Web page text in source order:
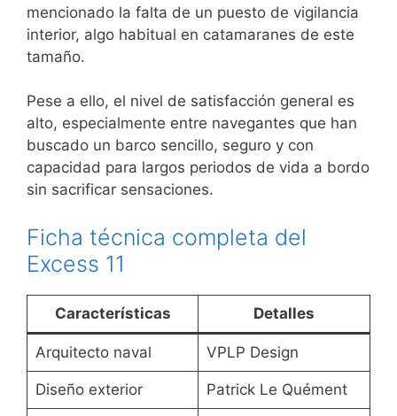
mencionado la falta de un puesto de vigilancia
interior, algo habitual en catamaranes de este
tamaño.
Pese a ello, el nivel de satisfacción general es
alto, especialmente entre navegantes que han
buscado un barco sencillo, seguro y con
capacidad para largos periodos de vida a bordo
sin sacrificar sensaciones.
Ficha técnica completa del
Excess 11
Características Detalles
Arquitecto naval VPLP Design
Diseño exterior Patrick Le Quément